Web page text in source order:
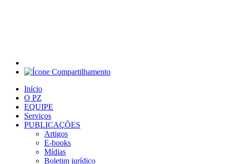
Início
O PZ
EQUIPE
Serviços
PUBLICAÇÕES
Artigos
E-books
Mídias
Boletim jurídico